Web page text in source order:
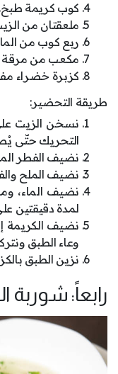
كوب كريمة طبخ.
ملعقتان من
ربع كوب من
مكعب من مرقة
كزبرة خضراء
طريقة التحضير:
نسخن الزيت
التحريك حتّى
نضيف الفطر
نضيف الملح
نضيف الماء،
لمدة دقيقتين
نضيف الكريمة
وعاء الطبق
نزين الطبق
رابعاً: شوربة